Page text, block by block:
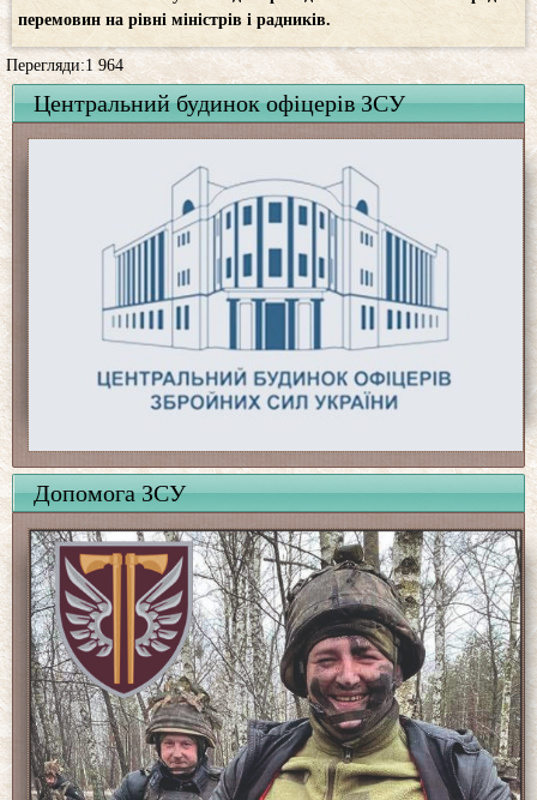
перемовин на рівні міністрів і радників.
Перегляди:1 964
Центральний будинок офіцерів ЗСУ
Допомога ЗСУ